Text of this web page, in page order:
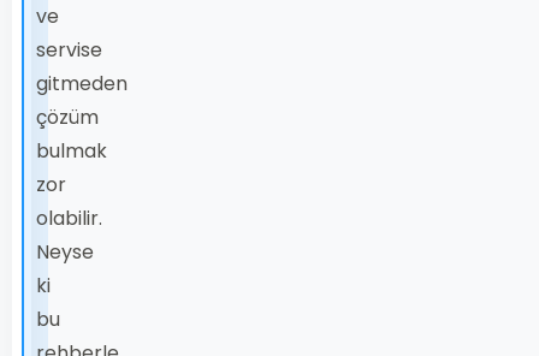
ve
servise
gitmeden
çözüm
bulmak
zor
olabilir.
Neyse
ki
bu